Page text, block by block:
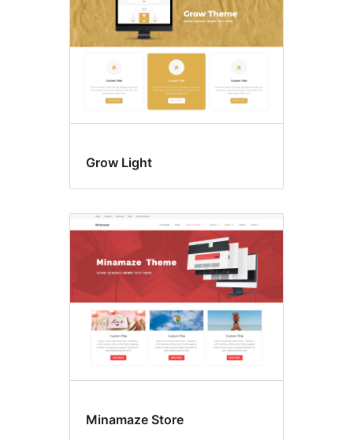
Grow Light
Minamaze Store